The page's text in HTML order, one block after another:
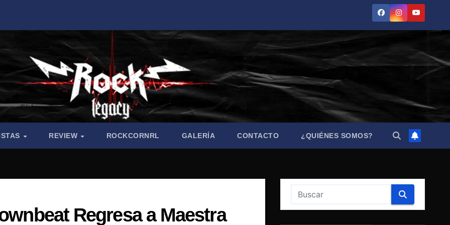
REVIEW ROCKCORNRL GALERÍA CONTACTO ¿QUIÉNES SOMOS?
Regresa a Maestra